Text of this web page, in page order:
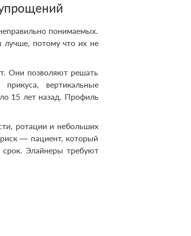
понимаемых.
лучше, потому что их не
Они позволяют решать
вертикальные
15 лет назад. Профиль
ротации и небольших
— пациент, который
срок. Элайнеры требуют